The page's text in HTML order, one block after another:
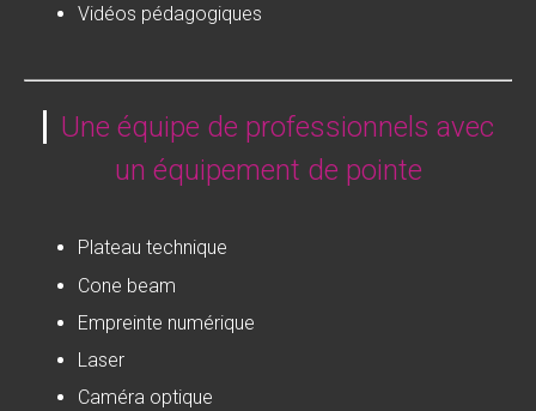
Vidéos pédagogiques
Une équipe de professionnels avec
un équipement de pointe
Plateau technique
Cone beam
Empreinte numérique
Laser
Caméra optique